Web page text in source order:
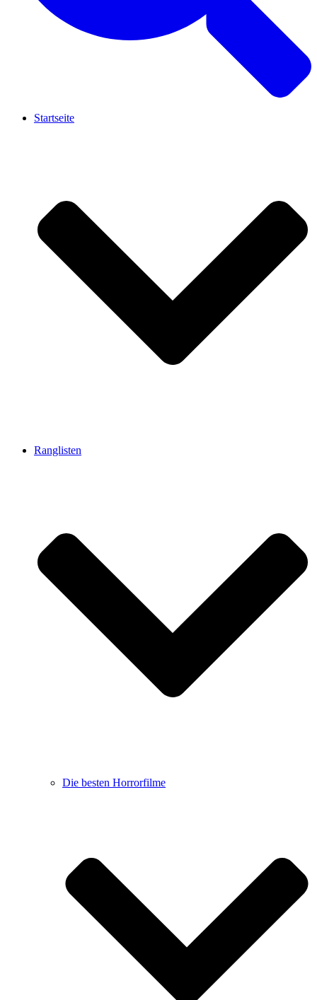
Startseite
Ranglisten
Die besten Horrorfilme